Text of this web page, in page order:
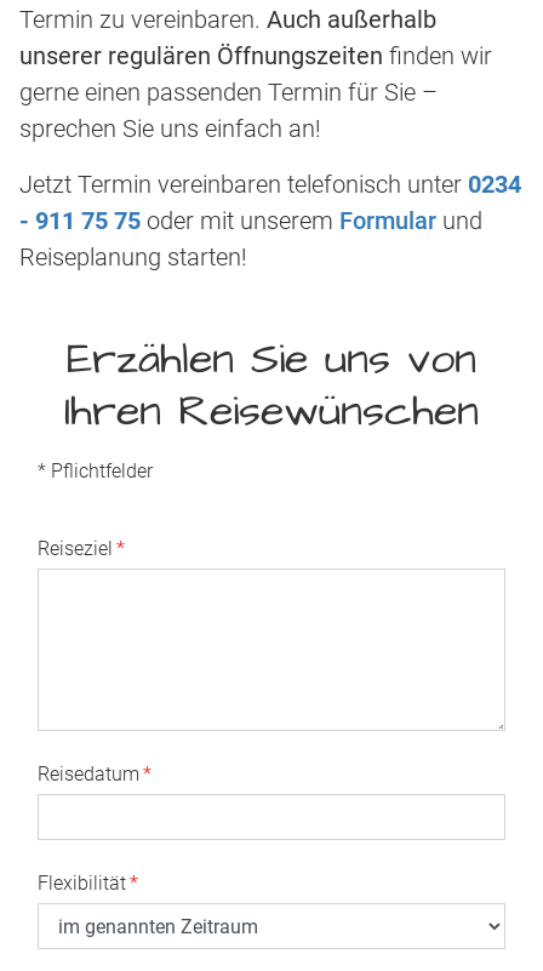
Termin zu vereinbaren. Auch außerhalb
unserer regulären Öffnungszeiten finden wir
gerne einen passenden Termin für Sie –
sprechen Sie uns einfach an!
Jetzt Termin vereinbaren telefonisch unter 0234
- 911 75 75 oder mit unserem Formular und
Reiseplanung starten!
Erzählen Sie uns von
Ihren Reisewünschen
* Pflichtfelder
Reiseziel *
Reisedatum *
Flexibilität*